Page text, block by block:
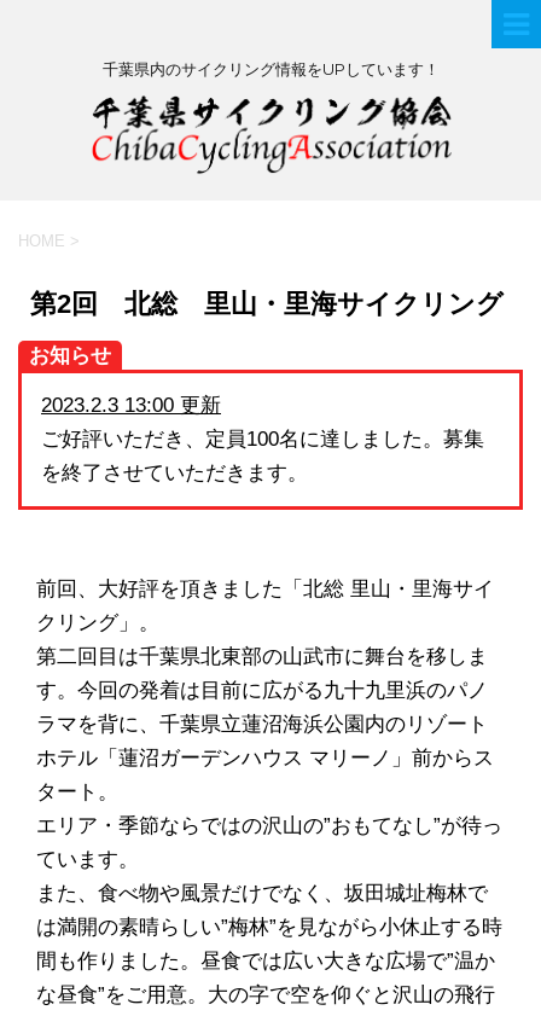
千葉県内のサイクリング情報をUPしています！
HOME >
第2回 北総 里山・里海サイクリング
お知らせ
2023.2.3 13:00 更新
ご好評いただき、定員100名に達しました。募集
を終了させていただきます。
前回、大好評を頂きました「北総 里山・里海サイ
クリング」。
第二回目は千葉県北東部の山武市に舞台を移しま
す。今回の発着は目前に広がる九十九里浜のパノ
ラマを背に、千葉県立蓮沼海浜公園内のリゾート
ホテル「蓮沼ガーデンハウス マリーノ」前からス
タート。
エリア・季節ならではの沢山の”おもてなし”が待っ
ています。
また、食べ物や風景だけでなく、坂田城址梅林で
は満開の素晴らしい”梅林”を見ながら小休止する時
間も作りました。昼食では広い大きな広場で”温か
な昼食”をご用意。大の字で空を仰ぐと沢山の飛行